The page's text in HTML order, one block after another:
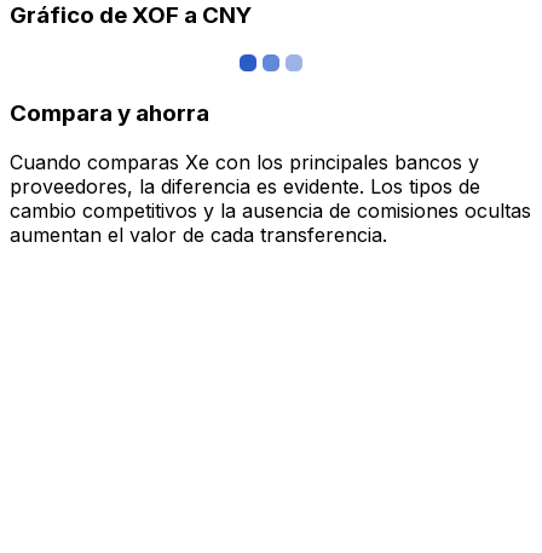
Gráfico de XOF a CNY
Compara y ahorra
Cuando comparas Xe con los principales bancos y
proveedores, la diferencia es evidente. Los tipos de
cambio competitivos y la ausencia de comisiones ocultas
aumentan el valor de cada transferencia.